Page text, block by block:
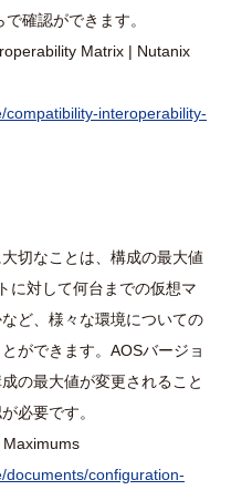
確認ができます。
Matrix | Nutanix
interoperability-
切なことは、構成の最大値
に対して何台までの仮想マ
ど、様々な環境についての
ができます。AOSバージョ
の最大値が変更されること
必要です。
Maximums
configuration-